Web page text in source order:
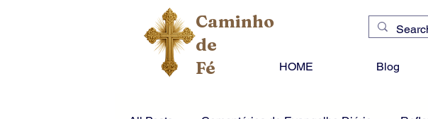
Caminho
de
Fé
HOME Blog